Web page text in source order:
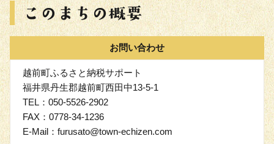
お問い合わせ
越前町ふるさと納税サポート
福井県丹生郡越前町西田中13-5-1
TEL：050-5526-2902
FAX：0778-34-1236
E-Mail：furusato@town-echizen.com